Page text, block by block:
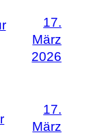
17.
März
2026
17.
März